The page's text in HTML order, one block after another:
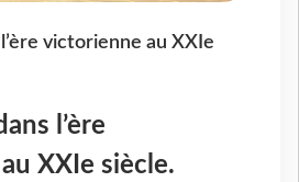
victorienne au XXIe
l’ère
XXIe siècle.